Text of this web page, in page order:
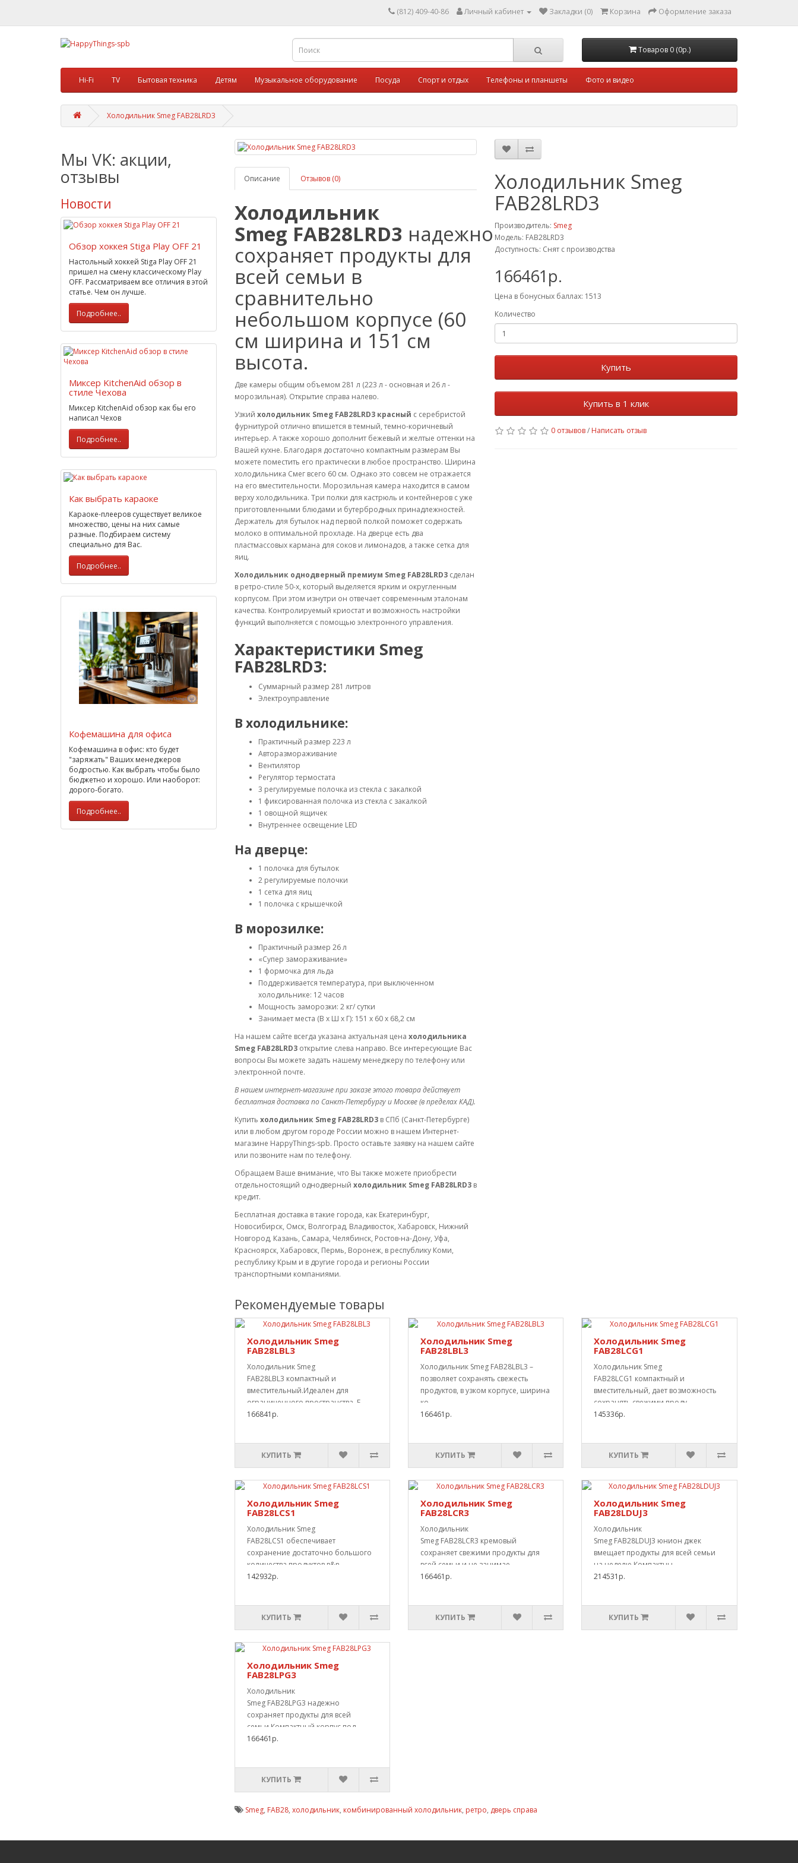
(812) 409-40-86 Личный кабинет Закладки (0) Корзина Оформление заказа
Товаров 0 (0р.)
Hi-Fi TV Бытовая техника Детям Музыкальное оборудование Посуда Спорт и отдых Телефоны и планшеты Фото и видео
Холодильник Smeg FAB28LRD3
Мы VK: акции,
отзывы
Новости
Обзор хоккея Stiga Play OFF 21
Настольный хоккей Stiga Play OFF 21
пришел на смену классическому Play
OFF. Рассматриваем все отличия в этой
статье. Чем он лучше.
Подробнее..
Миксер KitchenAid обзор в
стиле Чехова
Миксер KitchenAid обзор как бы его
написал Чехов
Подробнее..
Как выбрать караоке
Караоке-плееров существует великое
множество, цены на них самые
разные. Подбираем систему
специально для Вас.
Подробнее..
Кофемашина для офиса
Кофемашина в офис: кто будет
"заряжать" Ваших менеджеров
бодростью. Как выбрать чтобы было
бюджетно и хорошо. Или наоборот:
дорого-богато.
Подробнее..
Описание Отзывов (0)
Холодильник
Smeg FAB28LRD3 надежно
сохраняет продукты для
всей семьи в
сравнительно
небольшом корпусе (60
см ширина и 151 см
высота.
Две камеры общим объемом 281 л (223 л - основная и 26 л -
морозильная). Открытие справа налево.
Узкий холодильник Smeg FAB28LRD3 красный с серебристой
фурнитурой отлично впишется в темный, темно-коричневый
интерьер. А также хорошо дополнит бежевый и желтые оттенки на
Вашей кухне. Благодаря достаточно компактным размерам Вы
можете поместить его практически в любое пространство. Ширина
холодильника Смег всего 60 см. Однако это совсем не отражается
на его вместительности. Морозильная камера находится в самом
верху холодильника. Три полки для кастрюль и контейнеров с уже
приготовленными блюдами и бутербродных принадлежностей.
Держатель для бутылок над первой полкой поможет содержать
молоко в оптимальной прохладе. На дверце есть два
пластмассовых кармана для соков и лимонадов, а также сетка для
яиц.
Холодильник однодверный премиум Smeg FAB28LRD3сделан
в ретро-стиле 50-х, который выделяется ярким и округленным
корпусом. При этом изнутри он отвечает современным эталонам
качества. Контролируемый криостат и возможность настройки
функций выполняется с помощью электронного управления.
Характеристики Smeg
FAB28LRD3:
Суммарный размер 281 литров
Электроуправление
В холодильнике:
Практичный размер 223 л
Авторазмораживание
Вентилятор
Регулятор термостата
3 регулируемые полочка из стекла с закалкой
1 фиксированная полочка из стекла с закалкой
1 овощной ящичек
Внутреннее освещение LED
На дверце:
1 полочка для бутылок
2 регулируемые полочки
1 сетка для яиц
1 полочка с крышечкой
В морозилке:
Практичный размер 26 л
«Супер замораживание»
1 формочка для льда
Поддерживается температура, при выключенном
холодильнике: 12 часов
Мощность заморозки: 2 кг/ сутки
Занимает места (В х Ш х Г): 151 х 60 х 68,2 см
На нашем сайте всегда указана актуальная цена холодильника
Smeg FAB28LRD3открытие слева направо. Все интересующие Вас
вопросы Вы можете задать нашему менеджеру по телефону или
электронной почте.
В нашем интернет-магазине при заказе этого товара действует
бесплатная доставка по Санкт-Петербургу и Москве (в пределах КАД).
Купить холодильник Smeg FAB28LRD3в СПб (Санкт-Петербурге)
или в любом другом городе России можно в нашем Интернет-
магазине HappyThings-spb. Просто оставьте заявку на нашем сайте
или позвоните нам по телефону.
Обращаем Ваше внимание, что Вы также можете приобрести
отдельностоящий однодверный холодильник Smeg FAB28LRD3в
кредит.
Бесплатная доставка в такие города, как Екатеринбург,
Новосибирск, Омск, Волгоград, Владивосток, Хабаровск, Нижний
Новгород, Казань, Самара, Челябинск, Ростов-на-Дону, Уфа,
Красноярск, Хабаровск, Пермь, Воронеж, в республику Коми,
республику Крым и в другие города и регионы России
транспортными компаниями.
Холодильник Smeg
FAB28LRD3
Производитель: Smeg
Модель: FAB28LRD3
Доступность: Снят с производства
166461р.
Цена в бонусных баллах: 1513
Количество
Купить
Купить в 1 клик
0 отзывов/ Написать отзыв
Рекомендуемые товары
Холодильник Smeg
FAB28LBL3
Холодильник Smeg
FAB28LBL3 компактный и
вместительный.Идеален для
ограниченного пространства. Е..
166841р.
КУПИТЬ
Холодильник Smeg
FAB28LBL3
Холодильник Smeg FAB28LBL3 –
позволяет сохранять свежесть
продуктов, в узком корпусе, ширина
ко..
166461р.
КУПИТЬ
Холодильник Smeg
FAB28LCG1
Холодильник Smeg
FAB28LCG1 компактный и
вместительный, дает возможность
сохранять свежими проду..
145336р.
КУПИТЬ
Холодильник Smeg
FAB28LCS1
Холодильник Smeg
FAB28LCS1 обеспечивает
сохранение достаточно большого
количества продуктов в&n..
142932р.
КУПИТЬ
Холодильник Smeg
FAB28LCR3
Холодильник
Smeg FAB28LCR3 кремовый
сохраняет свежими продукты для
всей семьи и не занимае..
166461р.
КУПИТЬ
Холодильник Smeg
FAB28LDUJ3
Холодильник
Smeg FAB28LDUJ3 юнион джек
вмещает продукты для всей семьи
на неделю.Компактны..
214531р.
КУПИТЬ
Холодильник Smeg
FAB28LPG3
Холодильник
Smeg FAB28LPG3 надежно
сохраняет продукты для всей
семьи.Компактный корпус под..
166461р.
КУПИТЬ
Smeg, FAB28, холодильник, комбинированный холодильник, ретро, дверь справа